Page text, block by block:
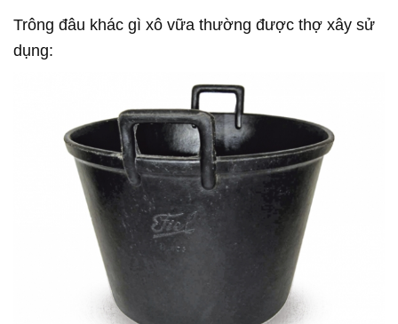
Trông đâu khác gì xô vữa thường được thợ xây sử
dụng: